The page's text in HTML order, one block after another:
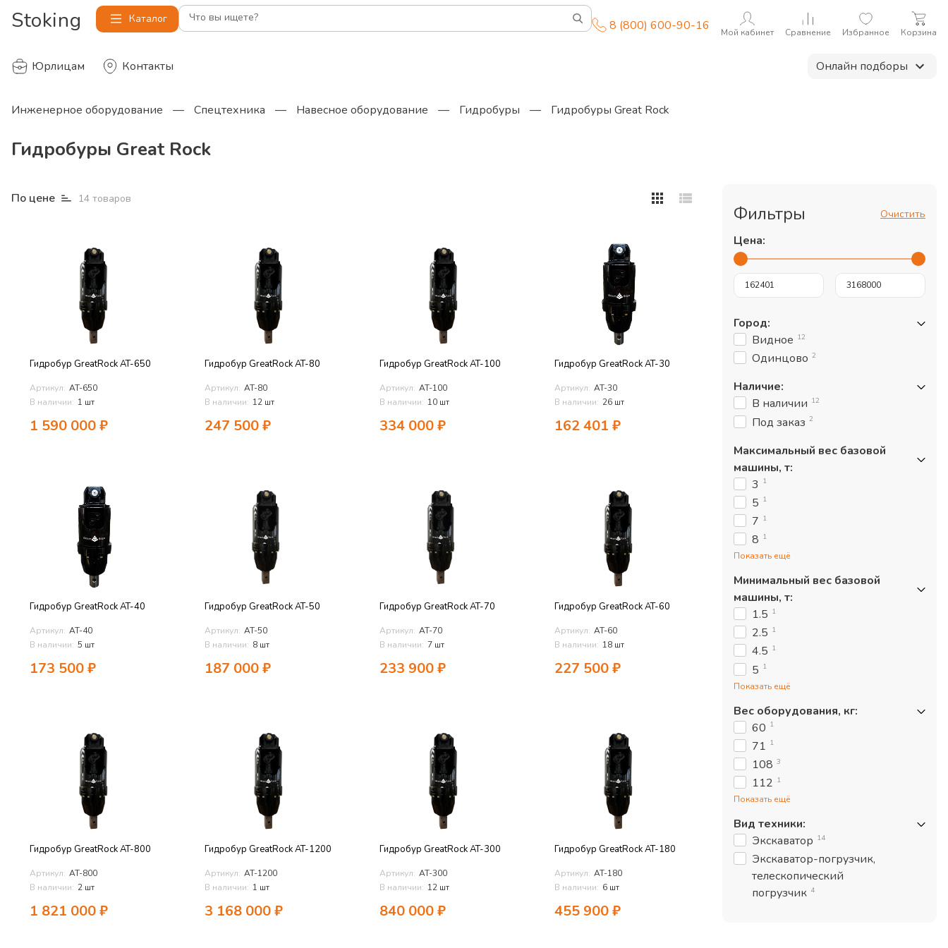
Stoking Каталог Что вы ищете? 8 (800) 600-90-16 Мой кабинет Сравнение Избранное Корзина
Юрлицам Контакты Онлайн подборы
Инженерное оборудование — Спецтехника — Навесное оборудование — Гидробуры — Гидробуры Great Rock
Гидробуры Great Rock
По цене 14 товаров
Гидробур GreatRock AT-650
Артикул: AT-650
В наличии: 1 шт
1 590 000₽
Гидробур GreatRock AT-80
Артикул: AT-80
В наличии: 12 шт
247 500₽
Гидробур GreatRock AT-100
Артикул: AT-100
В наличии: 10 шт
334 000₽
Гидробур GreatRock AT-30
Артикул: AT-30
В наличии: 26 шт
162 401 ₽
Гидробур GreatRock AT-40
Артикул: AT-40
В наличии: 5 шт
173 500₽
Гидробур GreatRock AT-50
Артикул: AT-50
В наличии: 8 шт
187 000₽
Гидробур GreatRock AT-70
Артикул: AT-70
В наличии: 7 шт
233 900₽
Гидробур GreatRock AT-60
Артикул: AT-60
В наличии: 18 шт
227 500₽
Гидробур GreatRock AT-800
Артикул: AT-800
В наличии: 2 шт
1 821 000₽
Гидробур GreatRock AT-1200
Артикул: AT-1200
В наличии: 1 шт
3 168 000₽
Гидробур GreatRock AT-300
Артикул: AT-300
В наличии: 12 шт
840 000₽
Гидробур GreatRock AT-180
Артикул: AT-180
В наличии: 6 шт
455 900₽
Фильтры Очистить
Цена:
Город:
Видное 12
Одинцово 2
Наличие:
В наличии 12
Под заказ 2
Максимальный вес базовой
машины, т:
3 1
5 1
7 1
8 1
Показать ещё
Минимальный вес базовой
машины, т:
1.5 1
2.5 1
4.5 1
5 1
Показать ещё
Вес оборудования, кг:
60 1
71 1
108 3
112 1
Показать ещё
Вид техники:
Экскаватор 14
Экскаватор-погрузчик,
телескопический
погрузчик 4